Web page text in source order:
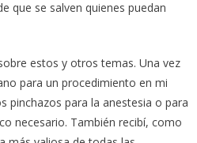
que se salven quienes puedan
estos y otros temas. Una vez
para un procedimiento en mi
pinchazos para la anestesia o para
necesario. También recibí, como